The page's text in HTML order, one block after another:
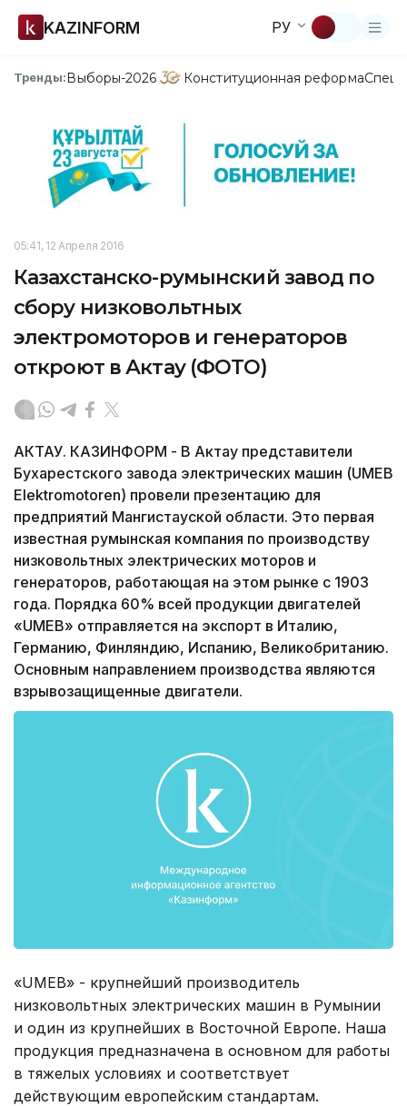
KAZINFORM РУ
Тренды:Выборы-2026 Конституционная реформа
05:41, 12 Апреля 2016
Казахстанско-румынский завод по
сбору низковольтных
электромоторов и генераторов
откроют в Актау (ФОТО)
АКТАУ. КАЗИНФОРМ - В Актау представители
Бухарестского завода электрических машин (UMEB
Elektromotoren) провели презентацию для
предприятий Мангистауской области. Это первая
известная румынская компания по производству
низковольтных электрических моторов и
генераторов, работающая на этом рынке с 1903
года. Порядка 60% всей продукции двигателей
«UMEB» отправляется на экспорт в Италию,
Германию, Финляндию, Испанию, Великобританию.
Основным направлением производства являются
взрывозащищенные двигатели.
«UMEB» - крупнейший производитель
низковольтных электрических машин в Румынии
и один из крупнейших в Восточной Европе. Наша
продукция предназначена в основном для работы
в тяжелых условиях и соответствует
действующим европейским стандартам.